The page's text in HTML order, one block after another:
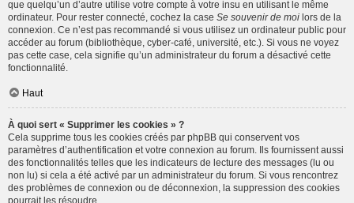
que quelqu’un d’autre utilise votre compte à votre insu en utilisant le même
ordinateur. Pour rester connecté, cochez la case Se souvenir de moi lors de la
connexion. Ce n’est pas recommandé si vous utilisez un ordinateur public pour
accéder au forum (bibliothèque, cyber-café, université, etc.). Si vous ne voyez
pas cette case, cela signifie qu’un administrateur du forum a désactivé cette
fonctionnalité.
Haut
À quoi sert « Supprimer les cookies » ?
Cela supprime tous les cookies créés par phpBB qui conservent vos
paramètres d’authentification et votre connexion au forum. Ils fournissent aussi
des fonctionnalités telles que les indicateurs de lecture des messages (lu ou
non lu) si cela a été activé par un administrateur du forum. Si vous rencontrez
des problèmes de connexion ou de déconnexion, la suppression des cookies
pourrait les résoudre.